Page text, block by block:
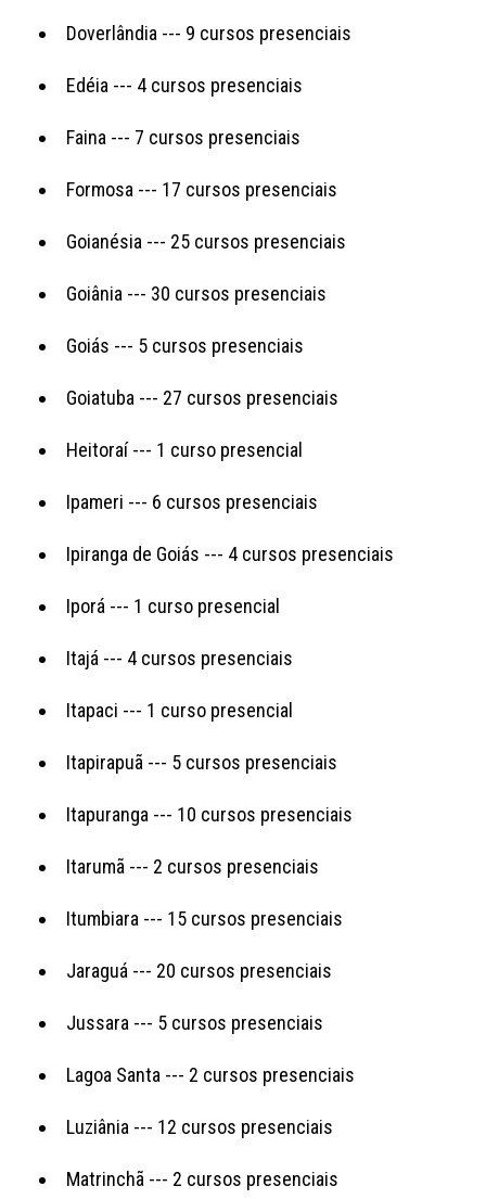
Doverlândia --- 9 cursos presenciais
Edéia --- 4 cursos presenciais
Faina --- 7 cursos presenciais
Formosa --- 17 cursos presenciais
Goianésia --- 25 cursos presenciais
Goiânia --- 30 cursos presenciais
Goiás --- 5 cursos presenciais
Goiatuba --- 27 cursos presenciais
Heitoraí --- 1 curso presencial
Ipameri --- 6 cursos presenciais
Ipiranga de Goiás --- 4 cursos presenciais
Iporá --- 1 curso presencial
Itajá --- 4 cursos presenciais
Itapaci --- 1 curso presencial
Itapirapuã --- 5 cursos presenciais
Itapuranga --- 10 cursos presenciais
Itarumã --- 2 cursos presenciais
Itumbiara --- 15 cursos presenciais
Jaraguá --- 20 cursos presenciais
Jussara --- 5 cursos presenciais
Lagoa Santa --- 2 cursos presenciais
Luziânia --- 12 cursos presenciais
Matrinchã --- 2 cursos presenciais